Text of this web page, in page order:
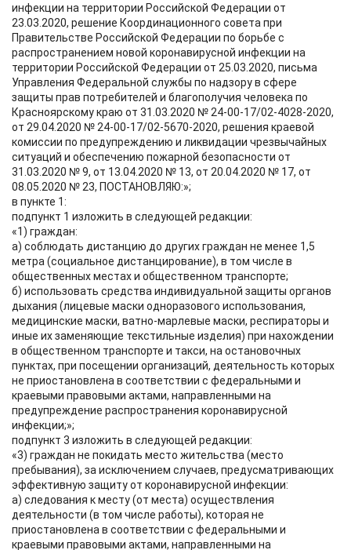
инфекции на территории Российской Федерации от
23.03.2020, решение Координационного совета при
Правительстве Российской Федерации по борьбе с
распространением новой коронавирусной инфекции на
территории Российской Федерации от 25.03.2020, письма
Управления Федеральной службы по надзору в сфере
защиты прав потребителей и благополучия человека по
Красноярскому краю от 31.03.2020 № 24-00-17/02-4028-2020,
от 29.04.2020 № 24-00-17/02-5670-2020, решения краевой
комиссии по предупреждению и ликвидации чрезвычайных
ситуаций и обеспечению пожарной безопасности от
31.03.2020 № 9, от 13.04.2020 № 13, от 20.04.2020 № 17, от
08.05.2020 № 23, ПОСТАНОВЛЯЮ:»;
в пункте 1:
подпункт 1 изложить в следующей редакции:
«1) граждан:
а) соблюдать дистанцию до других граждан не менее 1,5
метра (социальное дистанцирование), в том числе в
общественных местах и общественном транспорте;
б) использовать средства индивидуальной защиты органов
дыхания (лицевые маски одноразового использования,
медицинские маски, ватно-марлевые маски, респираторы и
иные их заменяющие текстильные изделия) при нахождении
в общественном транспорте и такси, на остановочных
пунктах, при посещении организаций, деятельность которых
не приостановлена в соответствии с федеральными и
краевыми правовыми актами, направленными на
предупреждение распространения коронавирусной
инфекции;»;
подпункт 3 изложить в следующей редакции:
«3) граждан не покидать место жительства (место
пребывания), за исключением случаев, предусматривающих
эффективную защиту от коронавирусной инфекции:
а) следования к месту (от места) осуществления
деятельности (в том числе работы), которая не
приостановлена в соответствии с федеральными и
краевыми правовыми актами, направленными на